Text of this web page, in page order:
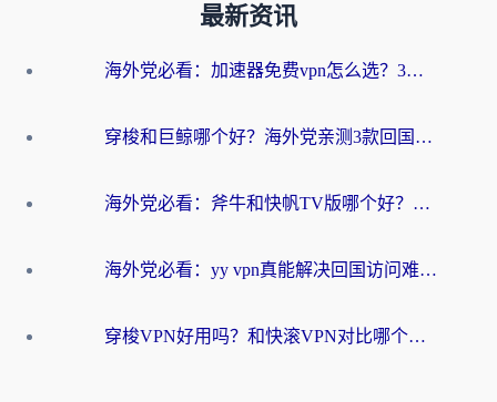
最新资讯
海外党必看：加速器免费vpn怎么选？3步教你无缝访问国内资源
穿梭和巨鲸哪个好？海外党亲测3款回国加速器，教你避开90%的坑
海外党必看：斧牛和快帆TV版哪个好？3分钟选对回国加速器，无缝刷B站、追热剧
海外党必看：yy vpn真能解决回国访问难题？附云极initap测评+免费方案对比
穿梭VPN好用吗？和快滚VPN对比哪个回国效果更好？海外党选回国加速器必看指南